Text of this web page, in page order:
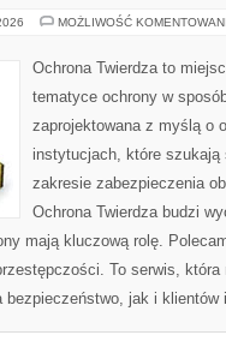
MOŻLIWOŚĆ
Ochrona Twierdza to
tematyce ochrony w
zaprojektowana z myślą o
instytucjach, które szukają
zakresie zabezpieczenia
Ochrona Twierdza budzi
mają kluczową rolę.
To serwis,
bezpieczeństwo, jak i